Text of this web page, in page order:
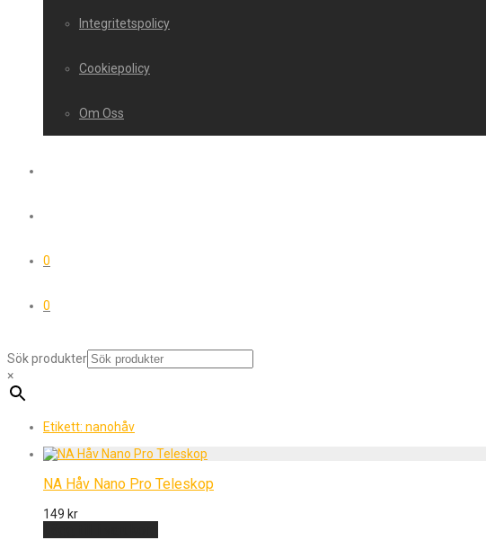
Integritetspolicy
Cookiepolicy
Om Oss
0
0
Sök produkter
×
Etikett: nanohåv
NA Håv Nano Pro Teleskop
149 kr